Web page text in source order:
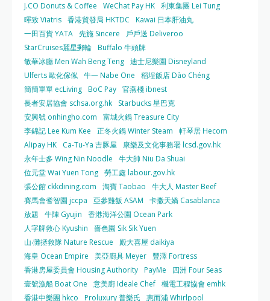
J.CO Donuts & Coffee WeChat Pay HK 利東集團 Lei Tung
暉致 Viatris 香港貿發局 HKTDC
Kawai 日本肝油丸
一田百貨 YATA 先施 Sincere
戶戶送 Deliveroo
StarCruises麗星郵輪 Buffalo 牛頭牌
敏華冰廳 Men Wah Beng Teng 迪士尼樂園 Disneyland
Ulferts 歐化傢俬 牛一 Nabe One
稻埕飯店 Dào Chéng
簡簡單單 ecLiving BoC Pay 官燕棧 ibnest
長者安居協會 schsa.org.hk
Starbucks 星巴克
安興號 onhingho.com
富城火鍋 Treasure City
李錦記 Lee Kum Kee
正冬火鍋 Winter Steam
軒琴居 Hecom
Alipay HK
Ca-Tu-Ya 吉豚屋
康樂及文化事務署 lcsd.gov.hk
永年士多 Wing Nin Noodle
牛大帥 Niu Da Shuai
位元堂 Wai Yuen Tong 勞工處 labour.gov.hk
張公館 ckkdining.com
淘寶 Taobao
牛大人 Master Beef
賽馬會耆智園 jccpa
亞參雞飯 ASAM
卡撒天嬌 Casablanca
放題
牛陣 Gyujin
香港海洋公園 Ocean Park
人字牌救心 Kyushin
嗇色園 Sik Sik Yuen
山‧灘拯救隊 Nature Rescue
殿大喜屋 daikiya
海皇 Ocean Empire
美亞廚具 Meyer 豐澤 Fortress
香港房屋委員會 Housing Authority PayMe
四洲 Four Seas
壹號漁船 Boat One
意美廚 Ideale Chef 機電工程協會 emhk
香港中樂團 hkco
Proluxury 普樂氏
惠而浦 Whirlpool